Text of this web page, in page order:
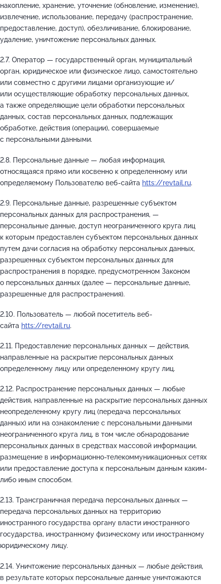
накопление, хранение, уточнение (обновление, изменение),
извлечение, использование, передачу (распространение,
предоставление, доступ), обезличивание, блокирование,
удаление, уничтожение персональных данных.
2.7. Оператор — государственный орган, муниципальный
орган, юридическое или физическое лицо, самостоятельно
или совместно с другими лицами организующие и/
или осуществляющие обработку персональных данных,
а также определяющие цели обработки персональных
данных, состав персональных данных, подлежащих
обработке, действия (операции), совершаемые
с персональными данными.
2.8. Персональные данные — любая информация,
относящаяся прямо или косвенно к определенному или
определяемому Пользователю веб-сайта htts://revtail.ru.
2.9. Персональные данные, разрешенные субъектом
персональных данных для распространения, —
персональные данные, доступ неограниченного круга лиц
к которым предоставлен субъектом персональных данных
путем дачи согласия на обработку персональных данных,
разрешенных субъектом персональных данных для
распространения в порядке, предусмотренном Законом
о персональных данных (далее — персональные данные,
разрешенные для распространения).
2.10. Пользователь — любой посетитель веб-
сайта htts://revtail.ru.
2.11. Предоставление персональных данных — действия,
направленные на раскрытие персональных данных
определенному лицу или определенному кругу лиц.
2.12. Распространение персональных данных — любые
действия, направленные на раскрытие персональных данных
неопределенному кругу лиц (передача персональных
данных) или на ознакомление с персональными данными
неограниченного круга лиц, в том числе обнародование
персональных данных в средствах массовой информации,
размещение в информационно-телекоммуникационных сетях
или предоставление доступа к персональным данным каким-
либо иным способом.
2.13. Трансграничная передача персональных данных —
передача персональных данных на территорию
иностранного государства органу власти иностранного
государства, иностранному физическому или иностранному
юридическому лицу.
2.14. Уничтожение персональных данных — любые действия,
в результате которых персональные данные уничтожаются